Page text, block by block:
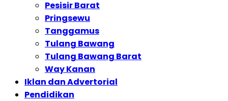
Pesisir Barat
Pringsewu
Tanggamus
Tulang Bawang
Tulang Bawang Barat
Way Kanan
Iklan dan Advertorial
Pendidikan